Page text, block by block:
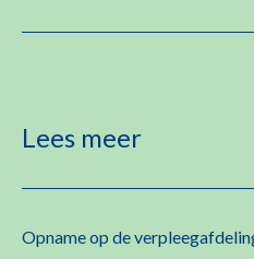
Lees meer
Opname op de